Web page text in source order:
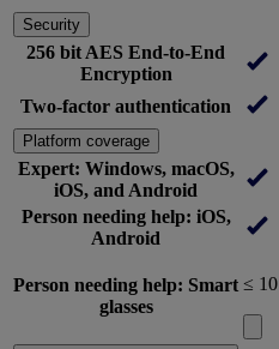
Security
256 bit AES End-to-End
Encryption
Two-factor authentication
Platform coverage
Expert: Windows, macOS,
iOS, and Android
Person needing help: iOS,
Android
Person needing help: Smart
glasses
≤ 10